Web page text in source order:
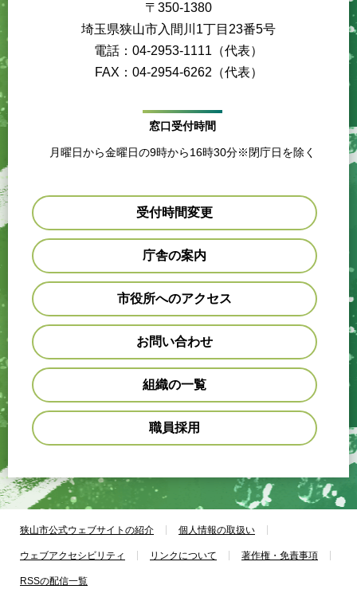
〒350-1380
埼玉県狭山市入間川1丁目23番5号
電話：04-2953-1111（代表）
FAX：04-2954-6262（代表）
窓口受付時間
月曜日から金曜日の9時から16時30分※閉庁日を除く
受付時間変更
庁舎の案内
市役所へのアクセス
お問い合わせ
組織の一覧
職員採用
狭山市公式ウェブサイトの紹介 個人情報の取扱い
ウェブアクセシビリティ リンクについて 著作権・免責事項
RSSの配信一覧